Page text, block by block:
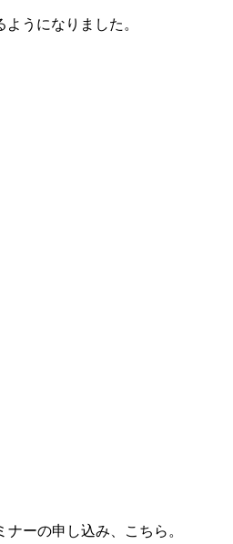
うになりました。
ーの申し込み、こちら。